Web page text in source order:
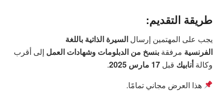
طريقة التقديم:
يجب على المهتمين إرسال السيرة الذاتية باللغة
الفرنسية مرفقة بنسخ من الدبلومات وشهادات العمل إلى أقرب
وكالةأنابيك قبل 17 مارس 2025
.
هذا العرض مجاني تمامًا.